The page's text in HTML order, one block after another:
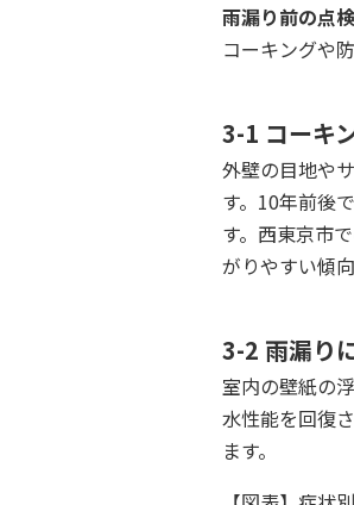
雨漏り前の点
コーキングや
3-1 コーキ
外壁の目地や
す。10年前後
す。西東京市
がりやすい傾
3-2 雨漏り
室内の壁紙の
水性能を回復
ます。